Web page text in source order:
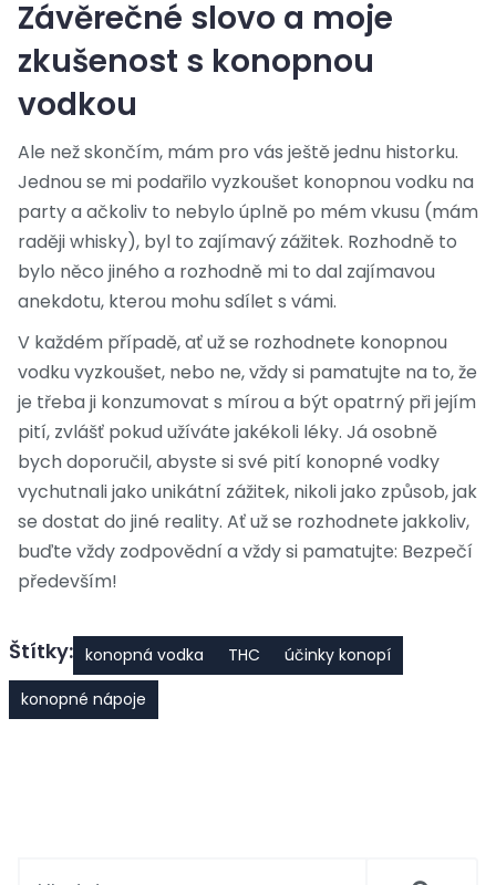
Závěrečné slovo a moje
zkušenost s konopnou
vodkou
Ale než skončím, mám pro vás ještě jednu historku.
Jednou se mi podařilo vyzkoušet konopnou vodku na
party a ačkoliv to nebylo úplně po mém vkusu (mám
raději whisky), byl to zajímavý zážitek. Rozhodně to
bylo něco jiného a rozhodně mi to dal zajímavou
anekdotu, kterou mohu sdílet s vámi.
V každém případě, ať už se rozhodnete konopnou
vodku vyzkoušet, nebo ne, vždy si pamatujte na to, že
je třeba ji konzumovat s mírou a být opatrný při jejím
pití, zvlášť pokud užíváte jakékoli léky. Já osobně
bych doporučil, abyste si své pití konopné vodky
vychutnali jako unikátní zážitek, nikoli jako způsob, jak
se dostat do jiné reality. Ať už se rozhodnete jakkoliv,
buďte vždy zodpovědní a vždy si pamatujte: Bezpečí
především!
Štítky: konopná vodka THC
účinky konopí
konopné nápoje